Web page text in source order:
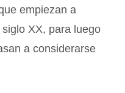
empiezan a
XX, para luego
a considerarse